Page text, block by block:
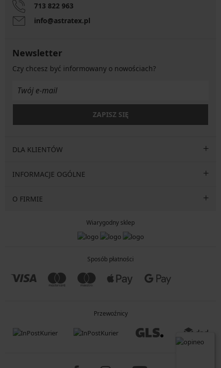
713 822 963
info@astratex.pl
Newsletter
Czy chcesz być informowany o nowościach?
ZAPISZ SIĘ
DLA KLIENTÓW
INFORMACJE OGÓLNE
O FIRMIE
Wiarygodny sklep
Sposób płatności
Przewoźnicy